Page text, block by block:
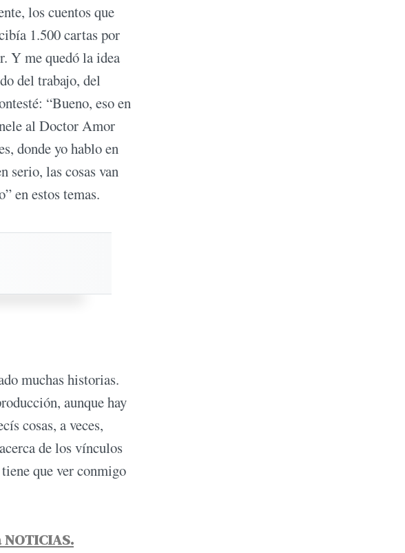
los cuentos que
1.500 cartas por
Y me quedó la idea
del trabajo, del
“Bueno, eso en
al Doctor Amor
donde yo hablo en
serio, las cosas van
en estos temas.
muchas historias.
aunque hay
cosas, a veces,
de los vínculos
que ver conmigo